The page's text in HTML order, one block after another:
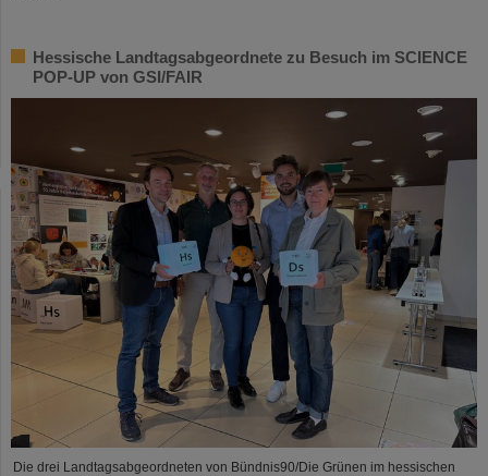
Hessische Landtagsabgeordnete zu Besuch im SCIENCE
POP-UP von GSI/FAIR
Die drei Landtagsabgeordneten von Bündnis90/Die Grünen im hessischen